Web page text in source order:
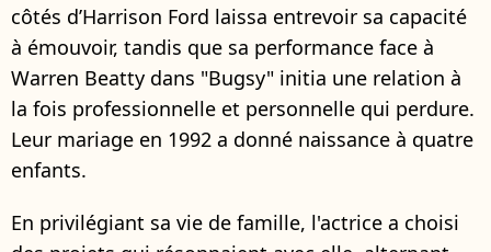
côtés d’Harrison Ford laissa entrevoir sa capacité
à émouvoir, tandis que sa performance face à
Warren Beatty dans "Bugsy" initia une relation à
la fois professionnelle et personnelle qui perdure.
Leur mariage en 1992 a donné naissance à quatre
enfants.
En privilégiant sa vie de famille, l'actrice a choisi